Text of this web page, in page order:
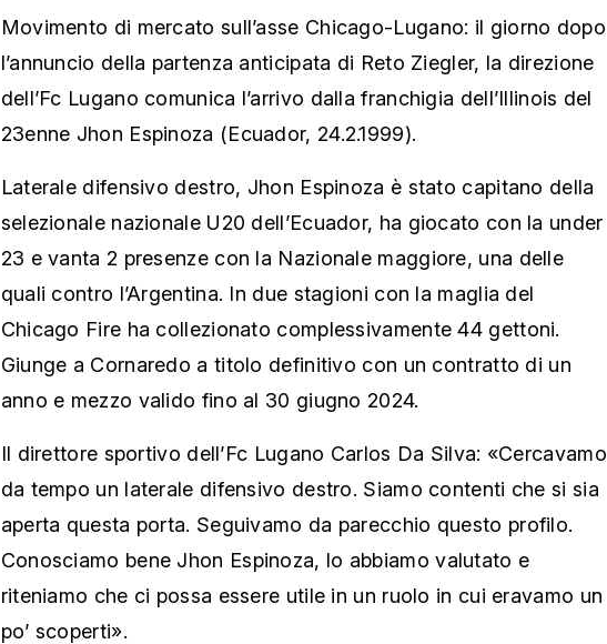
Movimento di mercato sull’asse Chicago-Lugano: il giorno dopo
l’annuncio della partenza anticipata di Reto Ziegler, la direzione
dell’Fc Lugano comunica l’arrivo dalla franchigia dell’Illinois del
23enne Jhon Espinoza (Ecuador, 24.2.1999).
Laterale difensivo destro, Jhon Espinoza è stato capitano della
selezionale nazionale U20 dell’Ecuador, ha giocato con la under
23 e vanta 2 presenze con la Nazionale maggiore, una delle
quali contro l’Argentina. In due stagioni con la maglia del
Chicago Fire ha collezionato complessivamente 44 gettoni.
Giunge a Cornaredo a titolo definitivo con un contratto di un
anno e mezzo valido fino al 30 giugno 2024.
Il direttore sportivo dell’Fc Lugano Carlos Da Silva: «Cercavamo
da tempo un laterale difensivo destro. Siamo contenti che si sia
aperta questa porta. Seguivamo da parecchio questo profilo.
Conosciamo bene Jhon Espinoza, lo abbiamo valutato e
riteniamo che ci possa essere utile in un ruolo in cui eravamo un
po’ scoperti».